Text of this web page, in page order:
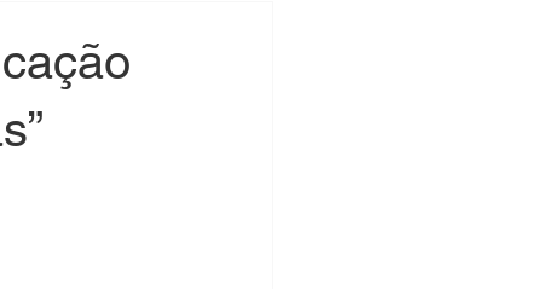
Educação Corporativa